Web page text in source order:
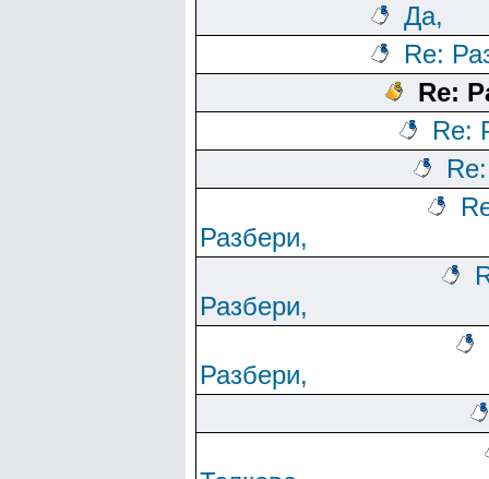
Да,
Re:
Re:
Re:
Разбери,
Разбери,
Разбери,